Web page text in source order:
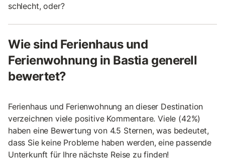
schlecht, oder?
Wie sind Ferienhaus und
Ferienwohnung in Bastia generell
bewertet?
Ferienhaus und Ferienwohnung an dieser Destination
verzeichnen viele positive Kommentare. Viele (42%)
haben eine Bewertung von 4.5 Sternen, was bedeutet,
dass Sie keine Probleme haben werden, eine passende
Unterkunft für Ihre nächste Reise zu finden!